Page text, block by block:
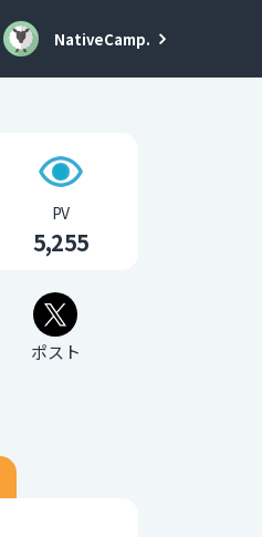
NativeCamp.
PV
5,255
ポスト